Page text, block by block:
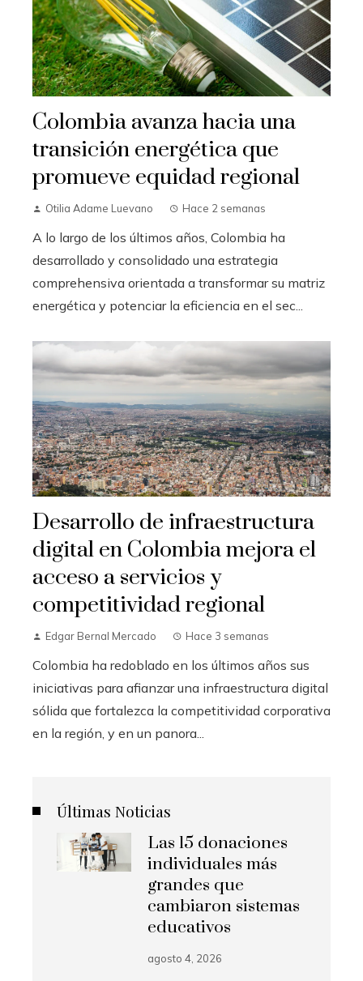
Colombia avanza hacia una
transición energética que
promueve equidad regional
Otilia Adame Luevano Hace 2 semanas
A lo largo de los últimos años, Colombia ha
desarrollado y consolidado una estrategia
comprehensiva orientada a transformar su matriz
energética y potenciar la eficiencia en el sec...
Desarrollo de infraestructura
digital en Colombia mejora el
acceso a servicios y
competitividad regional
Edgar Bernal Mercado Hace 3 semanas
Colombia ha redoblado en los últimos años sus
iniciativas para afianzar una infraestructura digital
sólida que fortalezca la competitividad corporativa
en la región, y en un panora...
Últimas Noticias
Las 15 donaciones
individuales más
grandes que
cambiaron sistemas
educativos
agosto 4, 2026